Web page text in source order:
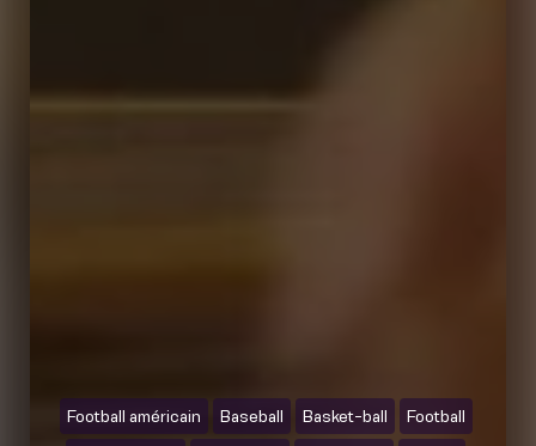
Football américain Baseball Basket-ball Football